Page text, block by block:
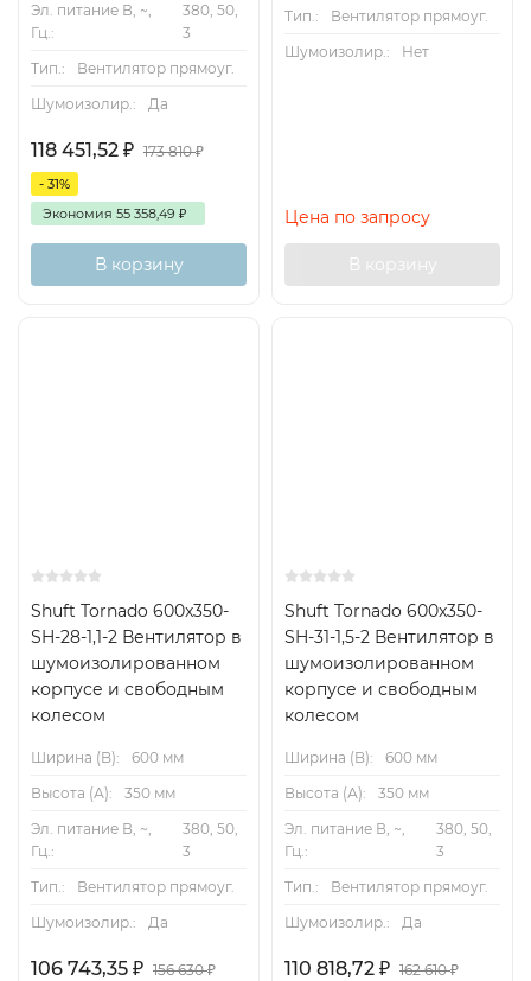
Эл. питание В, ~,
Гц.:
380, 50,
3
Тип.:
Вентилятор прямоуг.
Шумоизолир.:
Да
118 451,52 ₽ 173 810₽
- 31%
Экономия 55 358,49 ₽
В корзину
Тип.:
Вентилятор прямоуг.
Шумоизолир.:
Нет
Цена по запросу
В корзину
Shuft Tornado 600x350-
SH-28-1,1-2 Вентилятор в
шумоизолированном
корпусе и свободным
колесом
Ширина (B):
600 мм
Высота (А):
350 мм
Эл. питание В, ~,
Гц.:
380, 50,
3
Тип.:
Вентилятор прямоуг.
Шумоизолир.:
Да
106 743,35 ₽ 156 630₽
Shuft Tornado 600x350-
SH-31-1,5-2 Вентилятор в
шумоизолированном
корпусе и свободным
колесом
Ширина (B):
600 мм
Высота (А):
350 мм
Эл. питание В, ~,
Гц.:
380, 50,
3
Тип.:
Вентилятор прямоуг.
Шумоизолир.:
Да
110 818,72 ₽ 162 610₽